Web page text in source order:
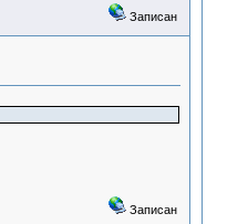
Записан
Записан